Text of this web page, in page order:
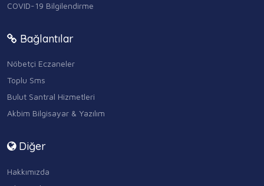
COVID-19 Bilgilendirme
Bağlantılar
Nöbetçi Eczaneler
Toplu Sms
Bulut Santral Hizmetleri
Akbim Bilgisayar & Yazılım
Diğer
Hakkımızda